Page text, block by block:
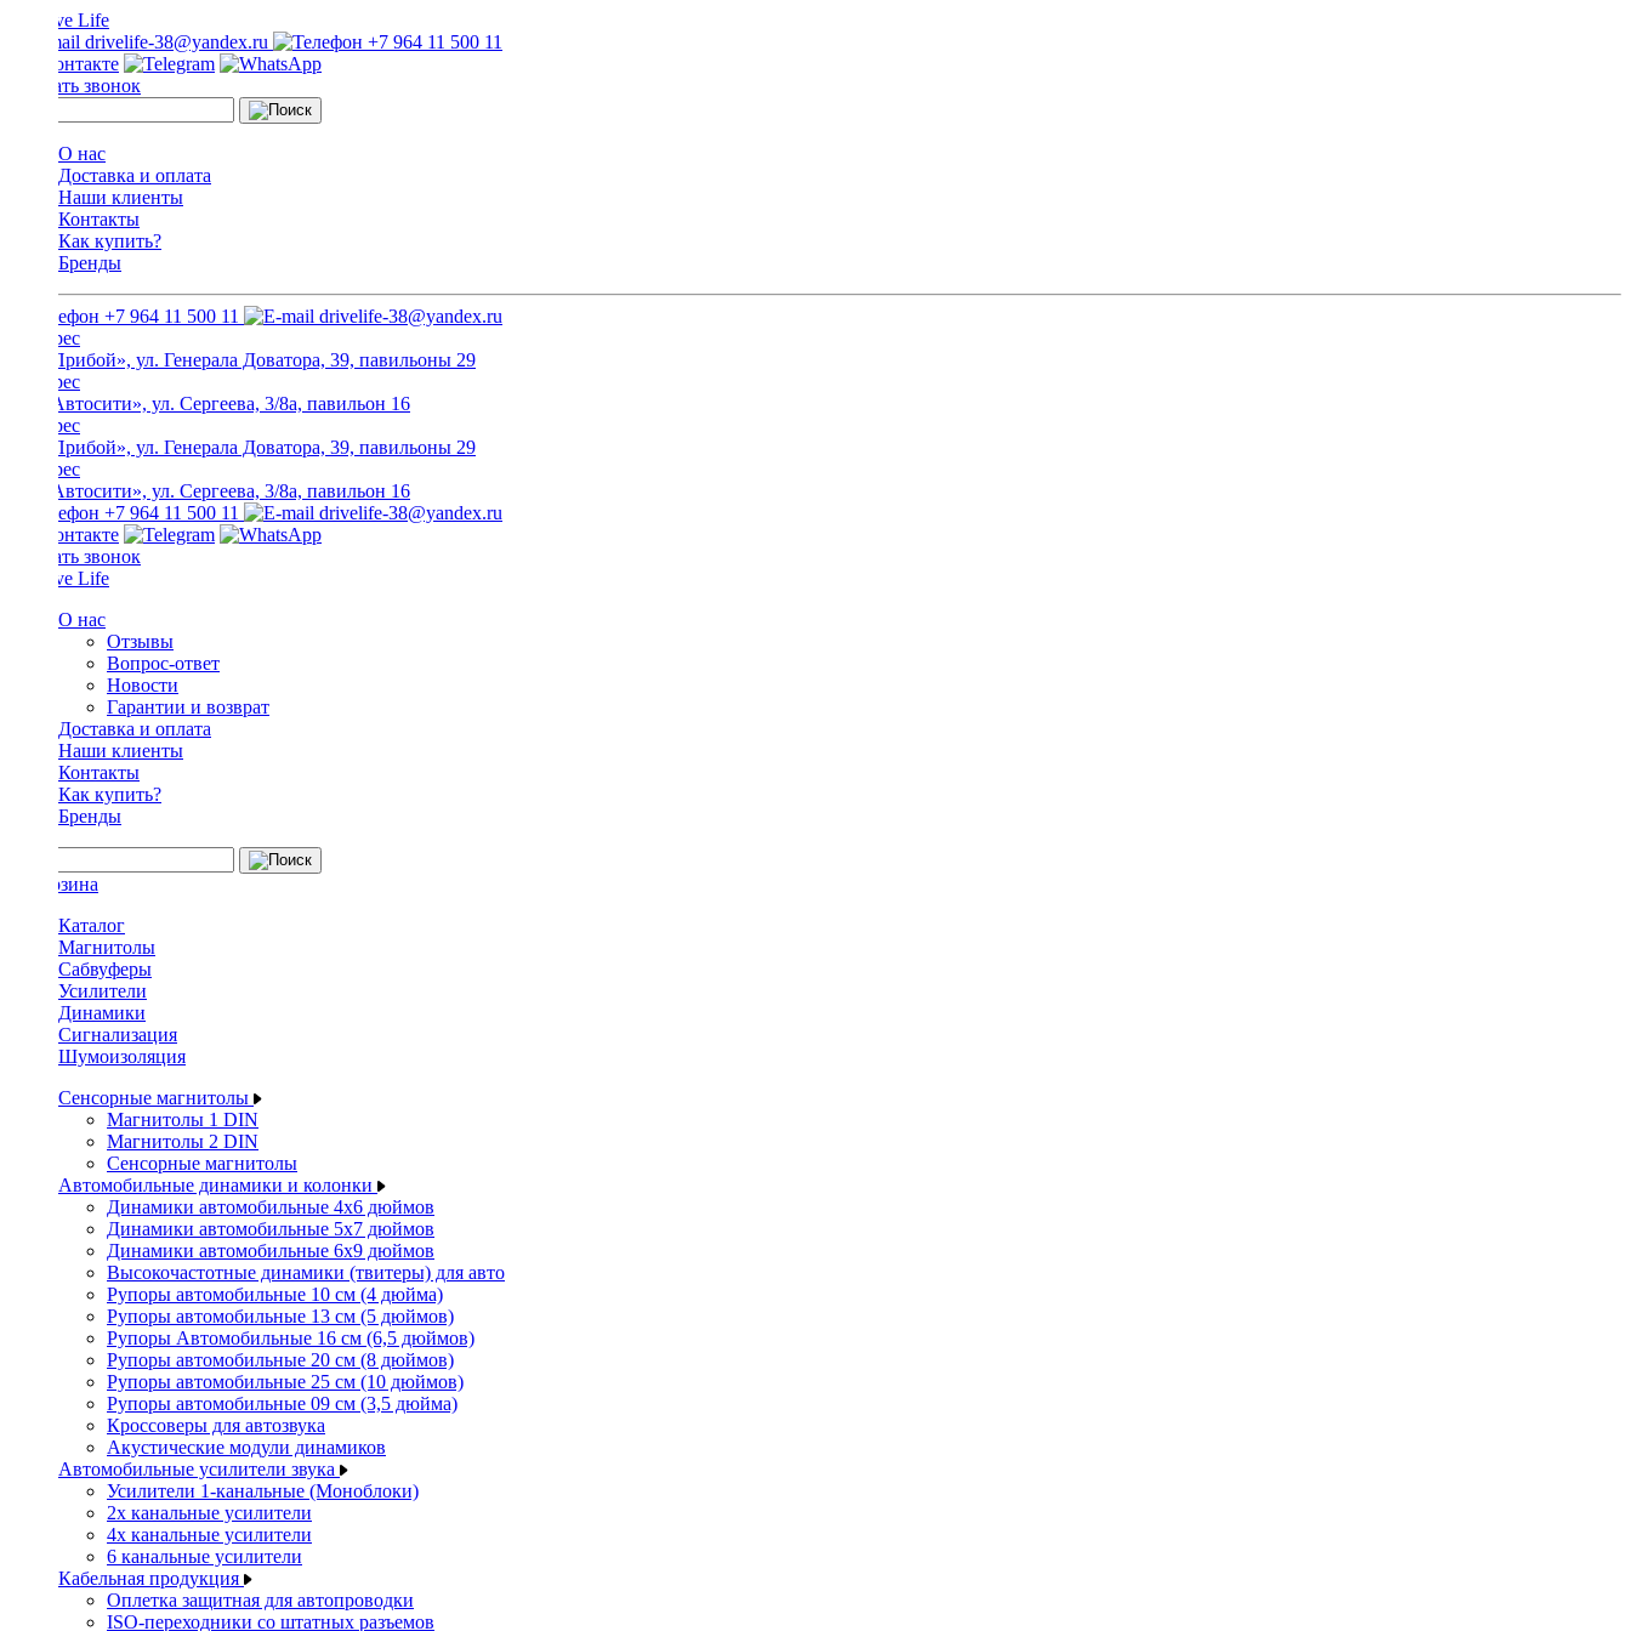
drivelife-38@yandex.ru +7 964 11 500 11
Заказать звонок
О нас
Доставка и оплата
Наши клиенты
Контакты
Как купить?
Бренды
+7 964 11 500 11 drivelife-38@yandex.ru
ТЦ «Прибой», ул. Генерала Доватора, 39, павильоны 29
ТЦ «Автосити», ул. Сергеева, 3/8а, павильон 16
ТЦ «Прибой», ул. Генерала Доватора, 39, павильоны 29
ТЦ «Автосити», ул. Сергеева, 3/8а, павильон 16
+7 964 11 500 11
drivelife-38@yandex.ru
Заказать звонок
О нас
Отзывы
Вопрос-ответ
Новости
Гарантии и возврат
Доставка и оплата
Наши клиенты
Контакты
Как купить?
Бренды
Каталог
Магнитолы
Сабвуферы
Усилители
Динамики
Сигнализация
Шумоизоляция
Сенсорные магнитолы
Магнитолы 1 DIN
Магнитолы 2 DIN
Сенсорные магнитолы
Автомобильные динамики и колонки
Динамики автомобильные 4x6 дюймов
Динамики автомобильные 5x7 дюймов
Динамики автомобильные 6x9 дюймов
Высокочастотные динамики (твитеры) для авто
Рупоры автомобильные 10 см (4 дюйма)
Рупоры автомобильные 13 см (5 дюймов)
Рупоры Автомобильные 16 см (6,5 дюймов)
Рупоры автомобильные 20 см (8 дюймов)
Рупоры автомобильные 25 см (10 дюймов)
Рупоры автомобильные 09 см (3,5 дюйма)
Кроссоверы для автозвука
Акустические модули динамиков
Автомобильные усилители звука
Усилители 1-канальные (Моноблоки)
2х канальные усилители
4х канальные усилители
6 канальные усилители
Кабельная продукция
Оплетка защитная для автопроводки
ISO-переходники со штатных разъемов